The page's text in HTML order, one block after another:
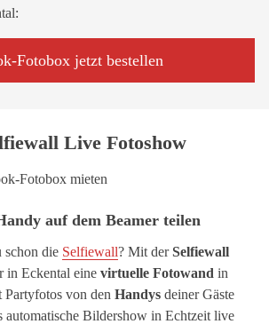
Fotobox jetzt bestellen
Live Fotoshow
auf dem Beamer teilen
schon die Selfiewall? Mit derSelfiewall
in Eckental eine virtuelle Fotowand in
von den Handys deiner Gäste
automatische Bildershow in Echtzeit live